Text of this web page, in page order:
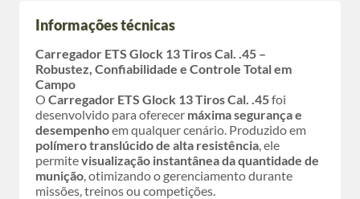
Informações técnicas
Carregador ETS Glock 13 Tiros Cal. .45 –
Robustez, Confiabilidade e Controle Total em
Campo
O Carregador ETS Glock 13 Tiros Cal. .45foi
desenvolvido para oferecer máxima segurança e
desempenhoem qualquer cenário. Produzido em
polímero translúcido de alta resistência, ele
permitevisualização instantânea da quantidade de
munição, otimizando o gerenciamento durante
missões, treinos ou competições.